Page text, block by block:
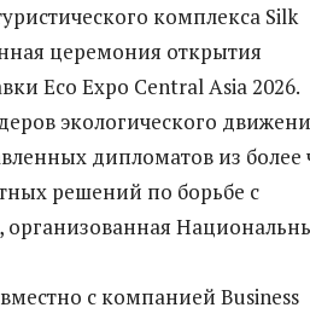
комплекса Silk
церемония открытия
Eco Expo Central Asia 2026.
экологического
дипломатов из более
решений по борьбе с
организованная
с компанией Business